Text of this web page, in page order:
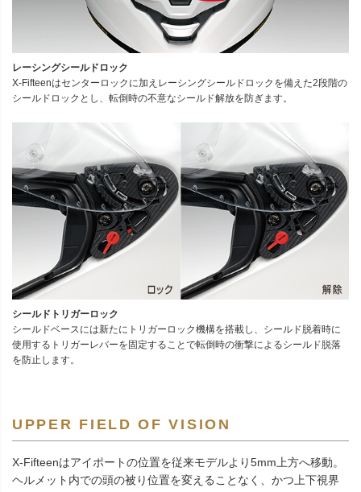
レーシングシールドロック
X-Fifteenはセンターロックに加えレーシングシールドロックを備えた2段階の
シールドロックとし、転倒時の不意なシールド解放を防ぎます。
シールドトリガーロック
シールドベースには新たにトリガーロック機構を搭載し、シールド脱着時に
使用するトリガーレバーを固定することで転倒時の衝撃によるシールド脱落
を防止します。
UPPER FIELD OF VISION
X-Fifteenはアイポートの位置を従来モデルより5mm上方へ移動。
ヘルメット内での頭の被り位置を変えることなく、かつ上下視界